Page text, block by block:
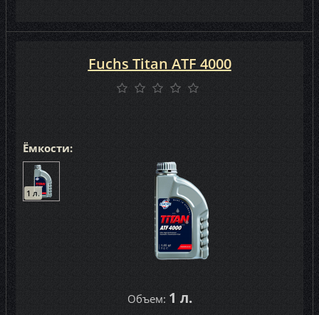
Ёмкости:
1 л.
Объем: 1 л.
Fuchs Titan ATF 4000